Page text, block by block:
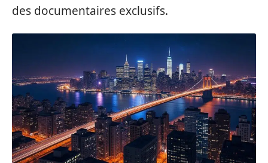
des documentaires exclusifs.